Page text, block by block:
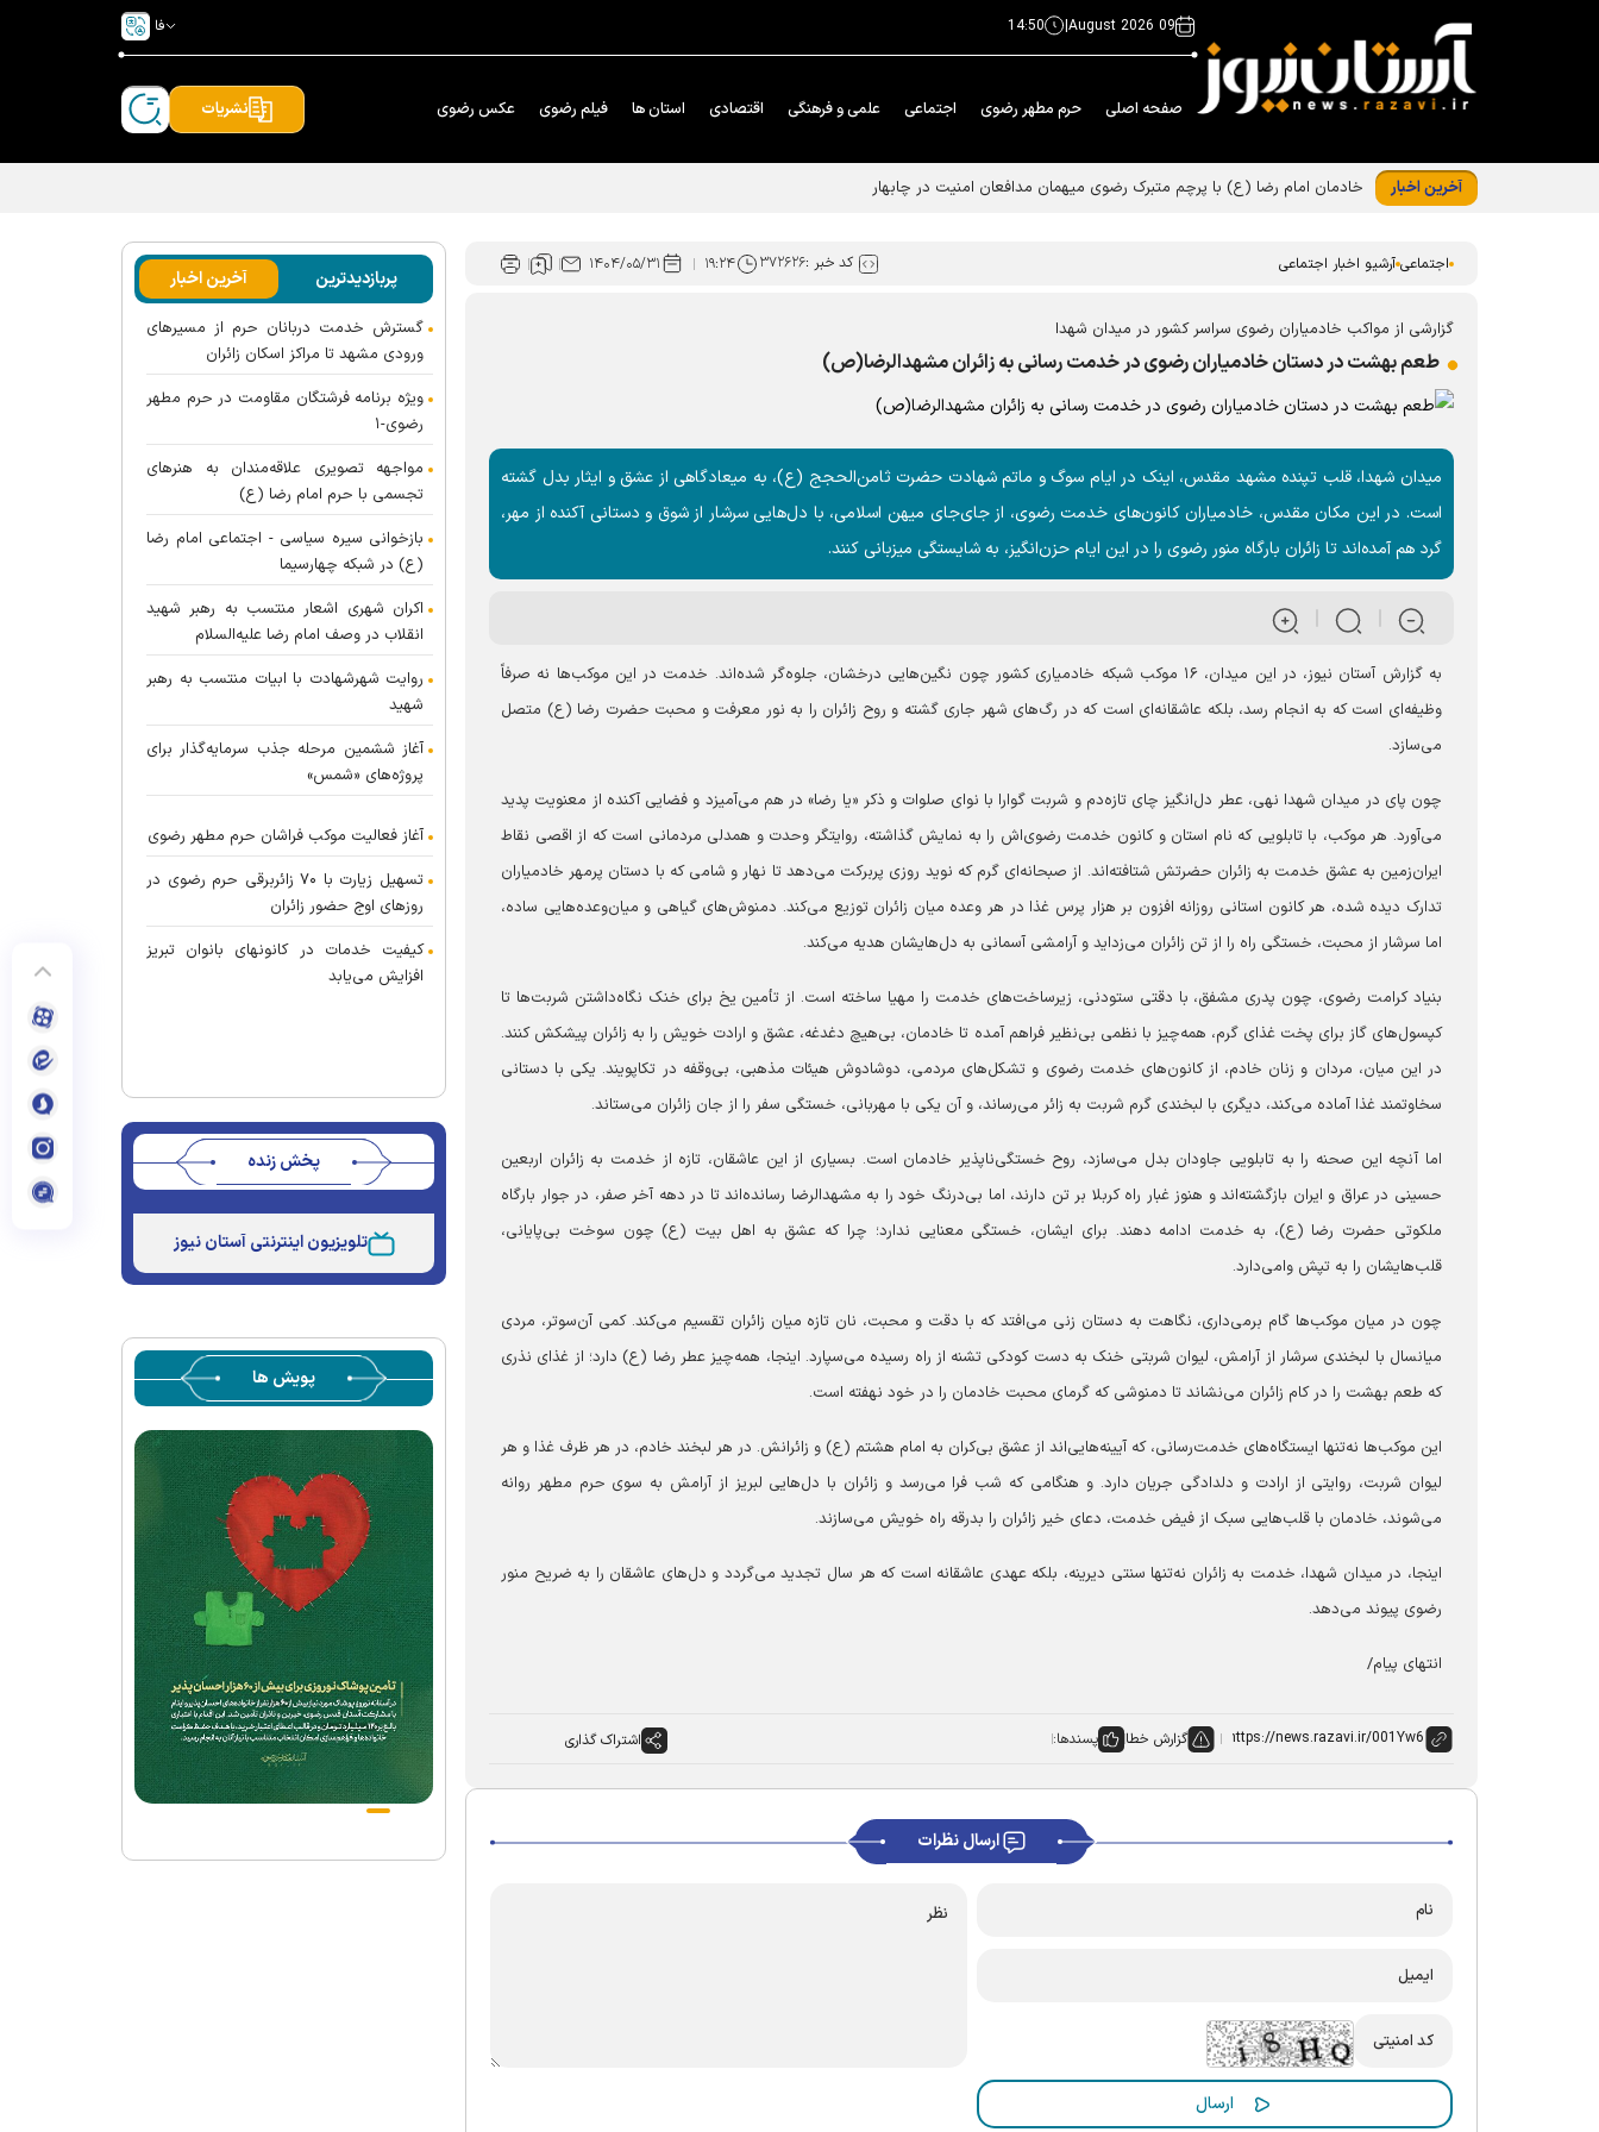
09 August 2026
|
14:50 فا
صفحه اصلی حرم مطهر رضوی اجتماعی علمی و فرهنگی اقتصادی استان ها فیلم رضوی عکس رضوی نشریات
آخرین اخبار خادمان امام رضا (ع) با پرچم متبرک رضوی میهمان مدافعان امنیت در چابهار
اجتماعی آرشیو اخبار اجتماعی کد خبر :۳۷۲۶۲۶ ۱۹:۲۴ ۱۴۰۴/۰۵/۳۱
گزارشی از مواکب خادمیاران رضوی سراسر کشور در میدان شهدا
طعم بهشت در دستان خادمیاران رضوی در خدمت رسانی به زائران مشهدالرضا(ص)
میدان شهدا، قلب تپنده‌ مشهد مقدس، اینک در ایام سوگ و ماتم شهادت حضرت ثامن‌الحجج (ع)، به میعادگاهی از عشق و ایثار بدل گشته
است. در این مکان مقدس، خادمیاران کانون‌های خدمت رضوی، از جای‌جای میهن اسلامی، با دل‌هایی سرشار از شوق و دستانی آکنده از مهر،
گرد هم آمده‌اند تا زائران بارگاه منور رضوی را در این ایام حزن‌انگیز، به شایستگی میزبانی کنند.
به گزارش آستان نیوز، در این میدان، ۱۶ موکب شبکه خادمیاری کشور چون نگین‌هایی درخشان، جلوه‌گر شده‌اند. خدمت در این موکب‌ها نه صرفاً
وظیفه‌ای است که به انجام رسد، بلکه عاشقانه‌ای است که در رگ‌های شهر جاری گشته و روح زائران را به نور معرفت و محبت حضرت رضا (ع) متصل
می‌سازد.
چون پای در میدان شهدا نهی، عطر دل‌انگیز چای تازه‌دم و شربت گوارا با نوای صلوات و ذکر «یا رضا» در هم می‌آمیزد و فضایی آکنده از معنویت پدید
می‌آورد. هر موکب، با تابلویی که نام استان و کانون خدمت رضوی‌اش را به نمایش گذاشته، روایتگر وحدت و همدلی مردمانی است که از اقصی نقاط
ایران‌زمین به عشق خدمت به زائران حضرتش شتافته‌اند. از صبحانه‌ای گرم که نوید روزی پربرکت می‌دهد تا نهار و شامی که با دستان پرمهر خادمیاران
تدارک دیده شده، هر کانون استانی روزانه افزون بر هزار پرس غذا در هر وعده میان زائران توزیع می‌کند. دمنوش‌های گیاهی و میان‌وعده‌هایی ساده،
اما سرشار از محبت، خستگی راه را از تن زائران می‌زداید و آرامشی آسمانی به دل‌هایشان هدیه می‌کند.
بنیاد کرامت رضوی، چون پدری مشفق، با دقتی ستودنی، زیرساخت‌های خدمت را مهیا ساخته است. از تأمین یخ برای خنک نگاه‌داشتن شربت‌ها تا
کپسول‌های گاز برای پخت غذای گرم، همه‌چیز با نظمی بی‌نظیر فراهم آمده تا خادمان، بی‌هیچ دغدغه، عشق و ارادت خویش را به زائران پیشکش کنند.
در این میان، مردان و زنان خادم، از کانون‌های خدمت رضوی و تشکل‌های مردمی، دوشادوش هیئات مذهبی، بی‌وقفه در تکاپویند. یکی با دستانی
سخاوتمند غذا آماده می‌کند، دیگری با لبخندی گرم شربت به زائر می‌رساند، و آن یکی با مهربانی، خستگی سفر را از جان زائران می‌ستاند.
اما آنچه این صحنه را به تابلویی جاودان بدل می‌سازد، روح خستگی‌ناپذیر خادمان است. بسیاری از این عاشقان، تازه از خدمت به زائران اربعین
حسینی در عراق و ایران بازگشته‌اند و هنوز غبار راه کربلا بر تن دارند، اما بی‌درنگ خود را به مشهدالرضا رسانده‌اند تا در دهه آخر صفر، در جوار بارگاه
ملکوتی حضرت رضا (ع)، به خدمت ادامه دهند. برای ایشان، خستگی معنایی ندارد؛ چرا که عشق به اهل بیت (ع) چون سوخت بی‌پایانی،
قلب‌هایشان را به تپش وامی‌دارد.
چون در میان موکب‌ها گام برمی‌داری، نگاهت به دستان زنی می‌افتد که با دقت و محبت، نان تازه میان زائران تقسیم می‌کند. کمی آن‌سوتر، مردی
میانسال با لبخندی سرشار از آرامش، لیوان شربتی خنک به دست کودکی تشنه از راه رسیده می‌سپارد. اینجا، همه‌چیز عطر رضا (ع) دارد؛ از غذای نذری
که طعم بهشت را در کام زائران می‌نشاند تا دمنوشی که گرمای محبت خادمان را در خود نهفته است.
این موکب‌ها نه‌تنها ایستگاه‌های خدمت‌رسانی، که آیینه‌هایی‌اند از عشق بی‌کران به امام هشتم (ع) و زائرانش. در هر لبخند خادم، در هر ظرف غذا و هر
لیوان شربت، روایتی از ارادت و دلدادگی جریان دارد. و هنگامی که شب فرا می‌رسد و زائران با دل‌هایی لبریز از آرامش به سوی حرم مطهر روانه
می‌شوند، خادمان با قلب‌هایی سبک از فیض خدمت، دعای خیر زائران را بدرقه راه خویش می‌سازند.
اینجا، در میدان شهدا، خدمت به زائران نه‌تنها سنتی دیرینه، بلکه عهدی عاشقانه است که هر سال تجدید می‌گردد و دل‌های عاشقان را به ضریح منور
رضوی پیوند می‌دهد.
انتهای پیام/
گزارش خطا پسندها: اشتراک گذاری
ارسال نظرات
پربازدیدترین آخرین اخبار
گسترش خدمت دربانان حرم از مسیر‌های
ورودی مشهد تا مراکز اسکان زائران
ویژه برنامه فرشتگان مقاومت در حرم مطهر
رضوی-۱
مواجهه تصویری علاقه‌مندان به هنر‌های
تجسمی با حرم امام رضا (ع)
بازخوانی سیره سیاسی - اجتماعی امام رضا
(ع) در شبکه چهارسیما
اکران شهری اشعار منتسب به رهبر شهید
انقلاب در وصف امام رضا علیه‌السلام
روایت شهرشهادت با ابیات منتسب به رهبر
شهید
آغاز ششمین مرحله جذب سرمایه‌گذار برای
پروژه‌های «شمس»
آغاز فعالیت موکب فراشان حرم مطهر رضوی
تسهیل زیارت با ۷۰ زائربرقی حرم رضوی در
روز‌های اوج حضور زائران
کیفیت خدمات در کانونهای بانوان تبریز
افزایش می‌یابد
پخش زنده
تلویزیون اینترنتی آستان نیوز
پویش ها